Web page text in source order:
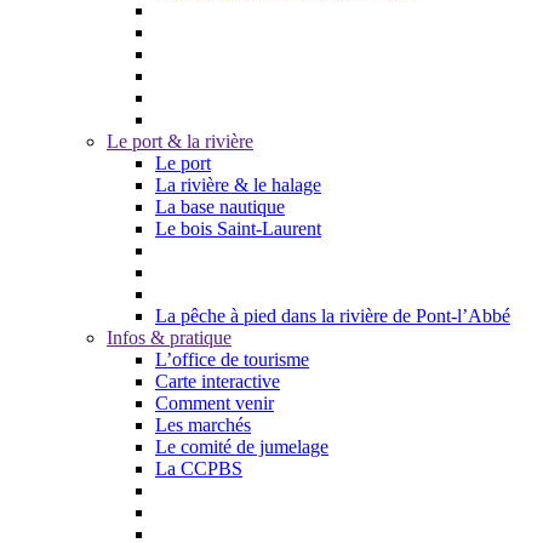
Le port & la rivière
Le port
La rivière & le halage
La base nautique
Le bois Saint-Laurent
La pêche à pied dans la rivière de Pont-l’Abbé
Infos & pratique
L’office de tourisme
Carte interactive
Comment venir
Les marchés
Le comité de jumelage
La CCPBS